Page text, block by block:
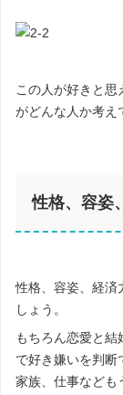
この人が好きと思
がどんな人か考え
性格、容姿
性格、容姿、経済
しょう。
もちろん恋愛と
で好き嫌いを判断
家族、仕事なども